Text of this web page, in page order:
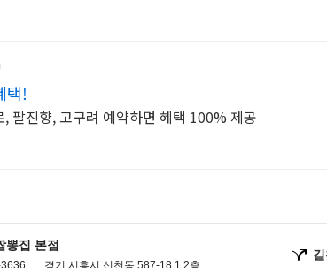
택!
팔진향, 고구려 예약하면 혜택 100% 제공